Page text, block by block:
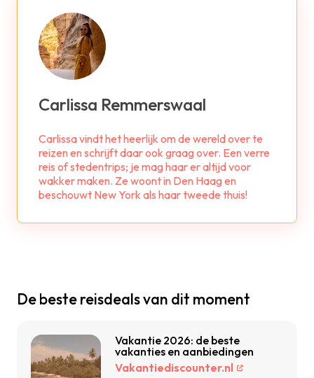
Carlissa Remmerswaal
Carlissa vindt het heerlijk om de wereld over te
reizen en schrijft daar ook graag over. Een verre
reis of stedentrips; je mag haar er altijd voor
wakker maken. Ze woont in Den Haag en
beschouwt New York als haar tweede thuis!
De beste reisdeals van dit moment
Vakantie 2026: de beste
vakanties en aanbiedingen
Vakantiediscounter.nl